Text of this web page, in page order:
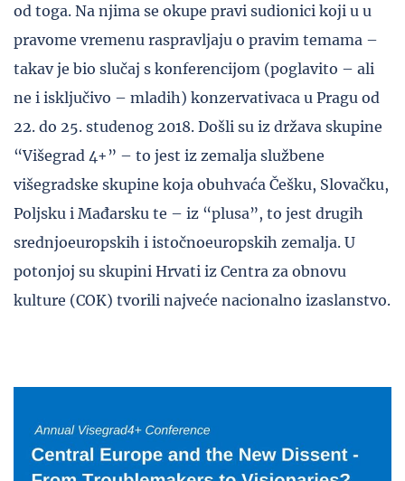
od toga. Na njima se okupe pravi sudionici koji u u
pravome vremenu raspravljaju o pravim temama –
takav je bio slučaj s konferencijom (poglavito – ali
ne i isključivo – mladih) konzervativaca u Pragu od
22. do 25. studenog 2018. Došli su iz država skupine
“Višegrad 4+” – to jest iz zemalja službene
višegradske skupine koja obuhvaća Češku, Slovačku,
Poljsku i Mađarsku te – iz “plusa”, to jest drugih
srednjoeuropskih i istočnoeuropskih zemalja. U
potonjoj su skupini Hrvati iz Centra za obnovu
kulture (COK) tvorili najveće nacionalno izaslanstvo.